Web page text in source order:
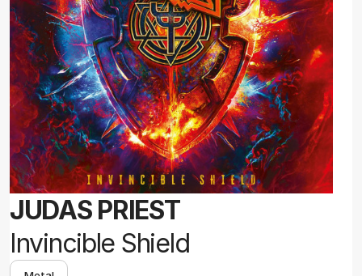
JUDAS PRIEST
Invincible Shield